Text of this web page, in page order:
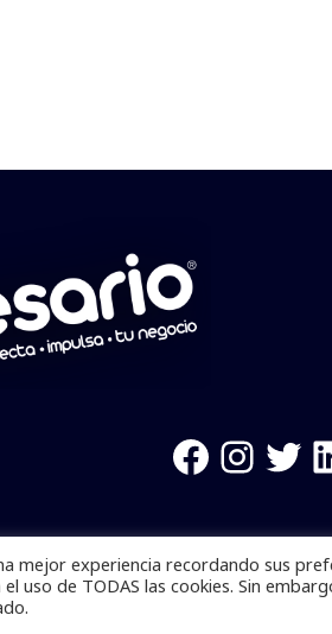
derechos reservados. Se
mejor experiencia recordando sus
uso de TODAS las cookies. Sin